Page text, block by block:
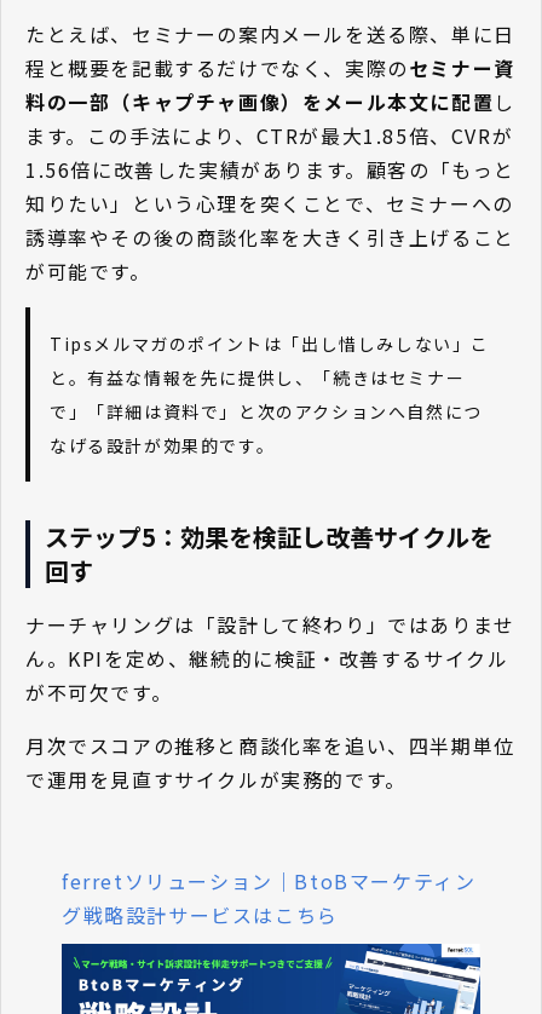
たとえば、セミナーの案内メールを送る際、単に日
程と概要を記載するだけでなく、実際のセミナー資
料の一部（キャプチャ画像）をメール本文に配置し
ます。この手法により、CTRが最大1.85倍、CVRが
1.56倍に改善した実績があります。顧客の「もっと
知りたい」という心理を突くことで、セミナーへの
誘導率やその後の商談化率を大きく引き上げること
が可能です。
Tipsメルマガのポイントは「出し惜しみしない」こ
と。有益な情報を先に提供し、「続きはセミナー
で」「詳細は資料で」と次のアクションへ自然につ
なげる設計が効果的です。
ステップ5：効果を検証し改善サイクルを
回す
ナーチャリングは「設計して終わり」ではありませ
ん。KPIを定め、継続的に検証・改善するサイクル
が不可欠です。
月次でスコアの推移と商談化率を追い、四半期単位
で運用を見直すサイクルが実務的です。
ferretソリューション｜BtoBマーケティン
グ戦略設計サービスはこちら